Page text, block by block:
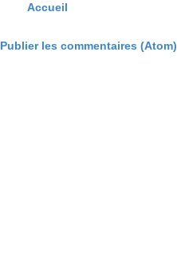
Accueil
Publier les commentaires (Atom)